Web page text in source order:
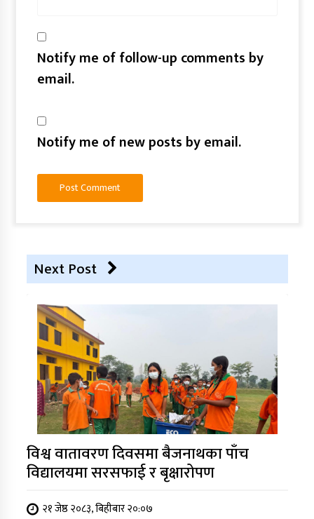
Notify me of follow-up comments by
email.
Notify me of new posts by email.
Next Post
विश्व वातावरण दिवसमा बैजनाथका पाँच
विद्यालयमा सरसफाई र बृक्षारोपण
२१ जेष्ठ २०८३, बिहीबार २०:०७